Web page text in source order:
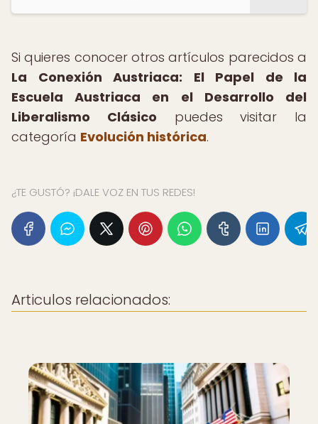
Si quieres conocer otros artículos parecidos a
La Conexión Austriaca: El Papel de la
Escuela Austriaca en el Desarrollo del
Liberalismo Clásico puedes visitar la
categoría Evolución histórica.
¿TE GUSTÓ? ¡DALE VOZ EN TUS REDES!
Articulos relacionados: